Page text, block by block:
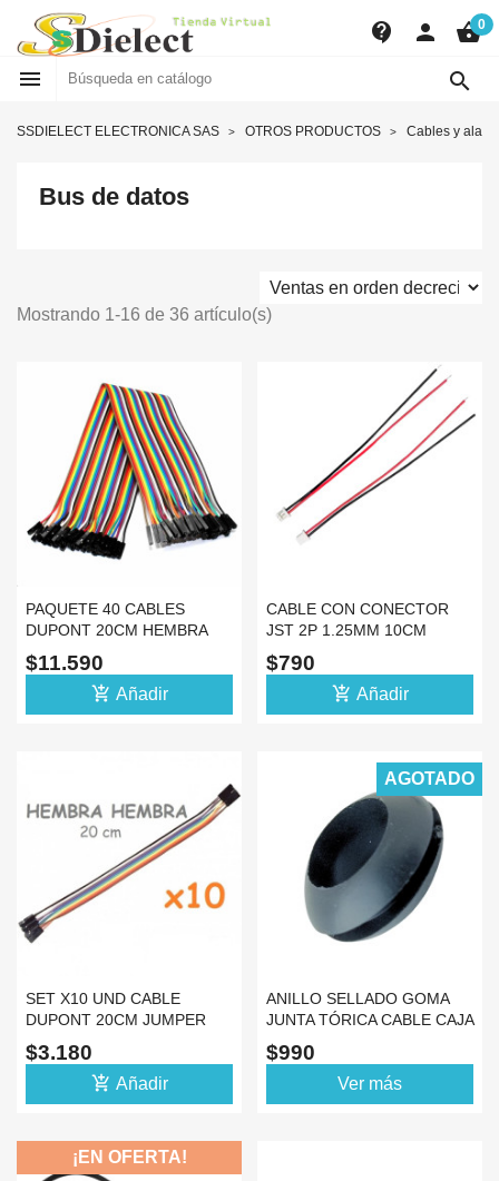
contact_support person shopping_basket0
 
SSDIELECT ELECTRONICA SAS OTROS PRODUCTOS Cables y
Bus de datos
Mostrando 1-16 de 36 artículo(s)
PAQUETE 40 CABLES
DUPONT 20CM HEMBRA
HEMBRA PARA ARDUINO
$11.590
add_shopping_cart Añadir
CABLE CON CONECTOR
JST 2P 1.25MM 10CM
$790
add_shopping_cart Añadir
SET X10 UND CABLE
DUPONT 20CM JUMPER
HEMBRA HEMBRA
$3.180
add_shopping_cart Añadir
ANILLO SELLADO GOMA
JUNTA TÓRICA CABLE CAJA
GABINETE
$990
Ver más
AGOTADO
¡EN OFERTA!